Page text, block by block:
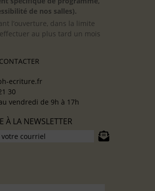
de nos salles).
l’ouverture, dans la limite
au plus tard un mois
ecriture.fr
30
vendredi de 9h à 17h
À LA NEWSLETTER